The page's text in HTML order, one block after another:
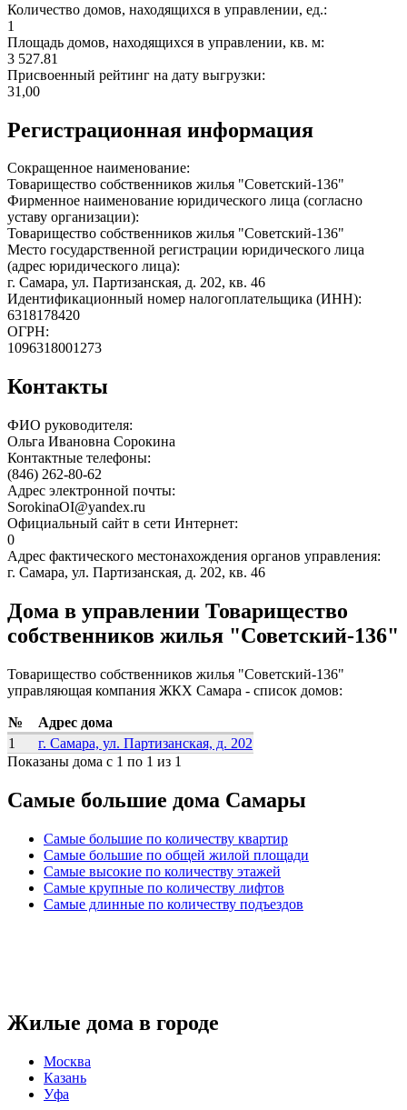
Количество домов, находящихся в управлении, ед.:
1
Площадь домов, находящихся в управлении, кв. м:
3 527.81
Присвоенный рейтинг на дату выгрузки:
31,00
Регистрационная информация
Сокращенное наименование:
Товарищество собственников жилья "Советский-136"
Фирменное наименование юридического лица (согласно
уставу организации):
Товарищество собственников жилья "Советский-136"
Место государственной регистрации юридического лица
(адрес юридического лица):
г. Самара, ул. Партизанская, д. 202, кв. 46
Идентификационный номер налогоплательщика (ИНН):
6318178420
ОГРН:
1096318001273
Контакты
ФИО руководителя:
Ольга Ивановна Сорокина
Контактные телефоны:
(846) 262-80-62
Адрес электронной почты:
SorokinaOI@yandex.ru
Официальный сайт в сети Интернет:
0
Адрес фактического местонахождения органов управления:
г. Самара, ул. Партизанская, д. 202, кв. 46
Дома в управлении Товарищество
собственников жилья "Советский-136"
Товарищество собственников жилья "Советский-136"
управляющая компания ЖКХ Самара - список домов:
№
Адрес дома
1
г. Самара, ул. Партизанская, д. 202
Показаны дома с 1 по 1 из 1
Самые большие дома Самары
Самые большие по количеству квартир
Самые большие по общей жилой площади
Самые высокие по количеству этажей
Самые крупные по количеству лифтов
Самые длинные по количеству подъездов
Жилые дома в городе
Москва
Казань
Уфа